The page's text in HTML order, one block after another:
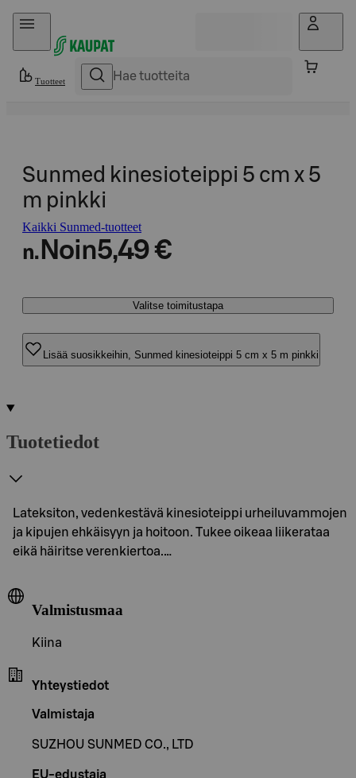
Hyppää sisältöön
Tuotteet
Sunmed kinesioteippi 5 cm x 5
m pinkki
Kaikki Sunmed-tuotteet
n. Noin5,49 €
Valitse toimitustapa
Lisää suosikkeihin, Sunmed kinesioteippi 5 cm x 5 m pinkki
Tuotetiedot
Lateksiton, vedenkestävä kinesioteippi urheiluvammojen
ja kipujen ehkäisyyn ja hoitoon. Tukee oikeaa liikerataa
eikä häiritse verenkiertoa.…
Valmistusmaa
Kiina
Yhteystiedot
Valmistaja
SUZHOU SUNMED CO., LTD
EU-edustaja